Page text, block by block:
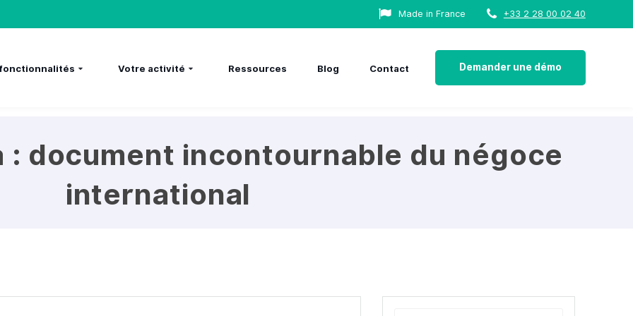
Made in France +33 2 28 00 02 40
Votre activité Ressources Blog Contact Demander une démo
: document incontournable du négoce
international